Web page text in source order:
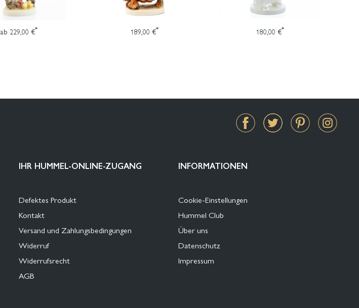
ab 229,00 €* 189,00 €* 180,00 €*
IHR HUMMEL-ONLINE-ZUGANG
Defektes Produkt
Kontakt
Versand und Zahlungsbedingungen
Widerruf
Widerrufsrecht
AGB
INFORMATIONEN
Cookie-Einstellungen
Hummel Club
Über uns
Datenschutz
Impressum